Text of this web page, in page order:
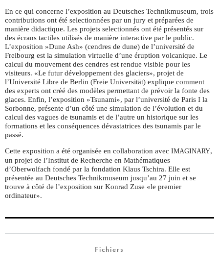
En ce qui concerne l’exposition au Deutsches Technikmuseum, trois
contributions ont été selectionnées par un jury et préparées de
manière didactique. Les projets selectionnés ont été présentés sur
des écrans tactiles utilisés de manière interactive par le public.
L’exposition »Dune Ash» (cendres de dune) de l’université de
Freibourg est la simulation virtuelle d’une éruption volcanique. Le
calcul du mouvement des cendres est rendue visible pour les
visiteurs. «Le futur développement des glaciers», projet de
l’Université Libre de Berlin (Freie Universität) explique comment
des experts ont créé des modèles permettant de prévoir la fonte des
glaces. Enfin, l’exposition »Tsunami», par l’université de Paris I la
Sorbonne, présente d’un côté une simulation de l’évolution et du
calcul des vagues de tsunamis et de l’autre un historique sur les
formations et les conséquences dévastatrices des tsunamis par le
passé.
Cette exposition a été organisée en collaboration avec IMAGINARY,
un projet de l’Institut de Recherche en Mathématiques
d’Oberwolfach fondé par la fondation Klaus Tschira. Elle est
présentée au Deutsches Technikmuseum jusqu’au 27 juin et se
trouve à côté de l’exposition sur Konrad Zuse «le premier
ordinateur».
Fichiers